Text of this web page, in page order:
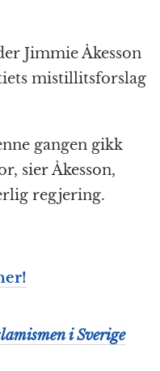
Jimmie Åkesson
mistillitsforslag
gangen gikk
sier Åkesson,
regjering.
i Sverige